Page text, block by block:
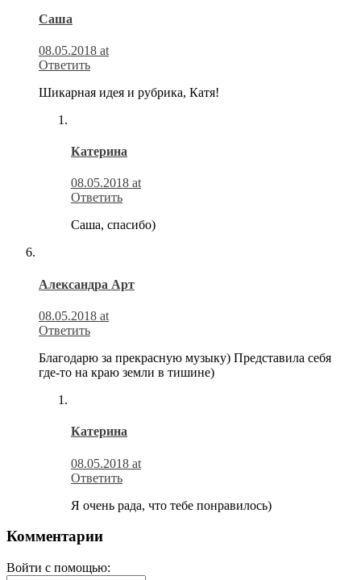
Саша
08.05.2018 at
Ответить
Шикарная идея и рубрика, Катя!
Катерина
08.05.2018 at
Ответить
Саша, спасибо)
Александра Арт
08.05.2018 at
Ответить
Благодарю за прекрасную музыку) Представила себя
где-то на краю земли в тишине)
Катерина
08.05.2018 at
Ответить
Я очень рада, что тебе понравилось)
Комментарии
Войти с помощью: